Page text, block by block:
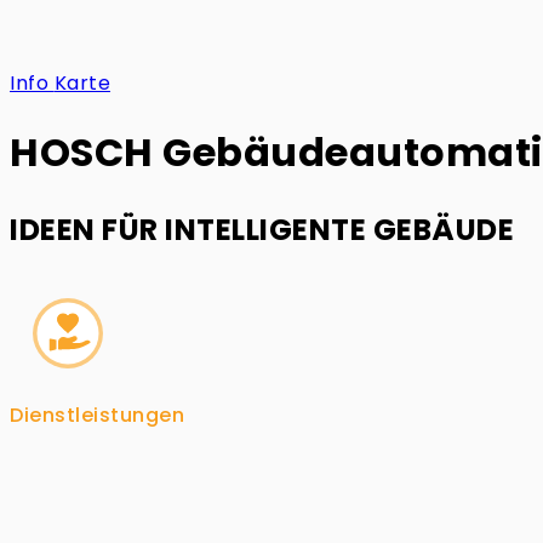
Info Karte
HOSCH
IDEEN FÜR INTELLIGENTE GEBÄUDE
Dienstleistungen